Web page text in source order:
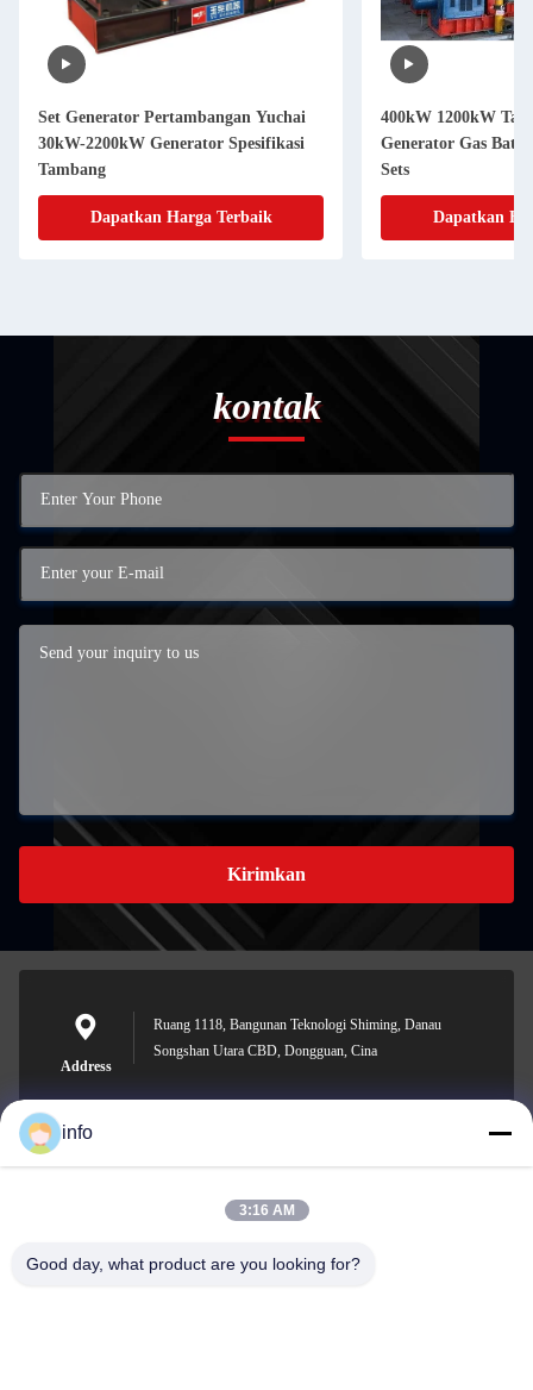
Set Generator Pertambangan Yuchai
30kW-2200kW Generator Spesifikasi
Tambang
Dapatkan Harga Terbaik
400kW 1200kW
Generator Gas
Sets
Dapatkan
kontak
Kirimkan
Address
Ruang 1118, Bangunan Teknologi Shiming, Danau
Songshan Utara CBD, Dongguan, Cina
info
3:16 AM
Good day, what product are you looking for?